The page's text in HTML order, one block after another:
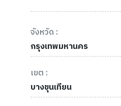
จังหวัด :
กรุงเทพมหานคร
เขต :
บางขุนเทียน